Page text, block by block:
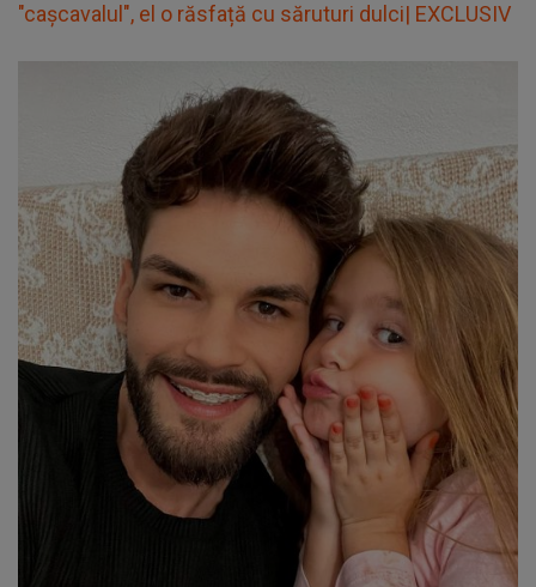
"cașcavalul", el o răsfață cu săruturi dulci| EXCLUSIV